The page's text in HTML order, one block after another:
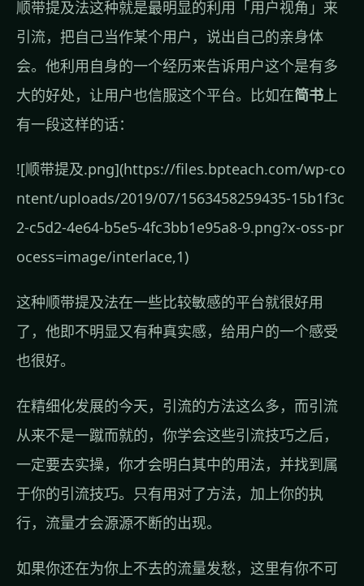
顺带提及法这种就是最明显的利用「用户视角」来
引流，把自己当作某个用户，说出自己的亲身体
会。他利用自身的一个经历来告诉用户这个是有多
大的好处，让用户也信服这个平台。比如在简书 上
有一段这样的话：
![顺带提及.png](https://files.bpteach.com/wp-co
ntent/uploads/2019/07/1563458259435-15b1f3c
2-c5d2-4e64-b5e5-4fc3bb1e95a8-9.png?x-oss-pr
ocess=image/interlace,1)
这种顺带提及法在一些比较敏感的平台就很好用
了，他即不明显又有种真实感，给用户的一个感受
也很好。
在精细化发展的今天，引流的方法这么多，而引流
从来不是一蹴而就的，你学会这些引流技巧之后，
一定要去实操，你才会明白其中的用法，并找到属
于你的引流技巧。只有用对了方法，加上你的执
行，流量才会源源不断的出现。
如果你还在为你上不去的流量发愁，这里有你不可